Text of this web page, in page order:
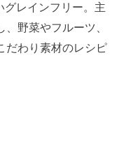
グレインフリー。主
野菜やフルーツ、
だわり素材のレシピ